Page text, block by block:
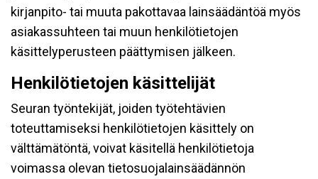
kirjanpito- tai muuta pakottavaa lainsäädäntöä myös
asiakassuhteen tai muun henkilötietojen
käsittelyperusteen päättymisen jälkeen.
Henkilötietojen käsittelijät
Seuran työntekijät, joiden työtehtävien
toteuttamiseksi henkilötietojen käsittely on
välttämätöntä, voivat käsitellä henkilötietoja
voimassa olevan tietosuojalainsäädännön